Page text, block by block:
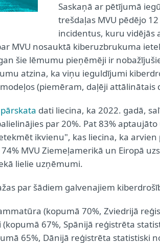
Saskaņā ar pētījumā
trešdaļas MVU pēdējo
incidentus, kuru vidējās
MVU nosauktā kiberuzbrukuma
šie lēmumu pieņēmēji ir
atzina, ka viņu ieguldījumi
(piemēram, daļēji attālinātais
dati liecina, ka 2022. gadā,
par 20%. Pat 83%
ikvienu", kas liecina, ka
MVU Ziemeļamerikā un Eiropā
lielie uzņēmumi.
par šādiem galvenajiem
(kopumā 70%, Zviedrijā
67%, Spānijā reģistrēta
65%, Dānijā reģistrēta statistiski